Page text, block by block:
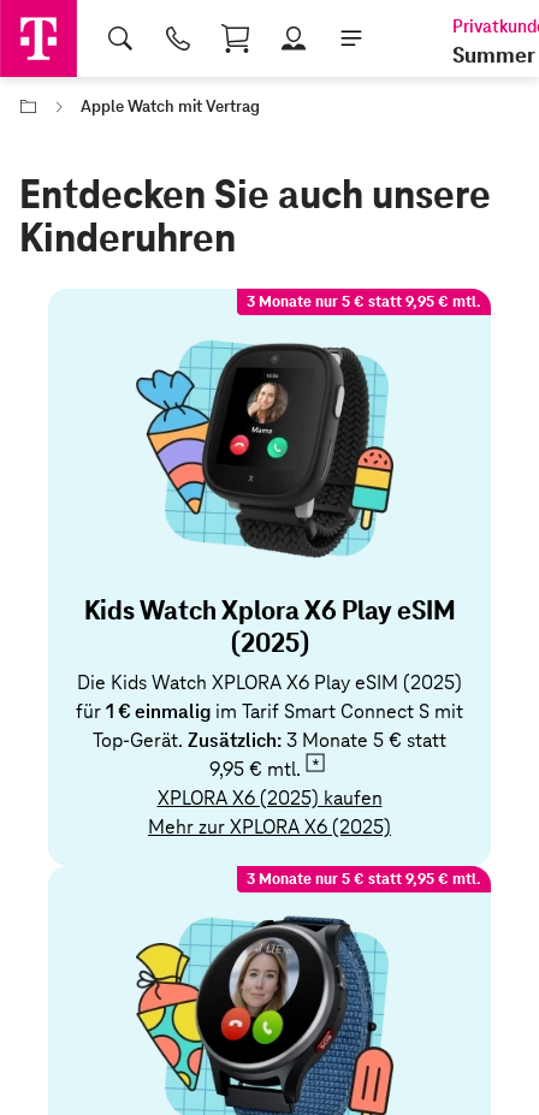
Shopping Cart
Summer
Apple Watch mit Vertrag
Entdecken Sie auch unsere
Kinderuhren
Kids Watch Xplora X6 Play eSIM
(2025)
Die Kids Watch XPLORA X6 Play eSIM (2025)
für1 € einmalig im Tarif Smart Connect S mit
Top-Gerät. Zusätzlich:3 Monate 5 € statt
9,95 € mtl.
XPLORA X6 (2025) kaufen
Mehr zur XPLORA X6 (2025)
3 Monate nur 5 € statt 9,95 € mtl.
3 Monate nur 5 € statt 9,95 € mtl.